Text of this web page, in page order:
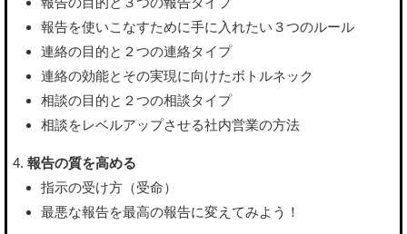
報告を使いこなすために手に入れたい３つのルール
連絡の目的と２つの連絡タイプ
連絡の効能とその実現に向けたボトルネック
相談の目的と２つの相談タイプ
相談をレベルアップさせる社内営業の方法
報告の質を高める
指示の受け方（受命）
最悪な報告を最高の報告に変えてみよう！